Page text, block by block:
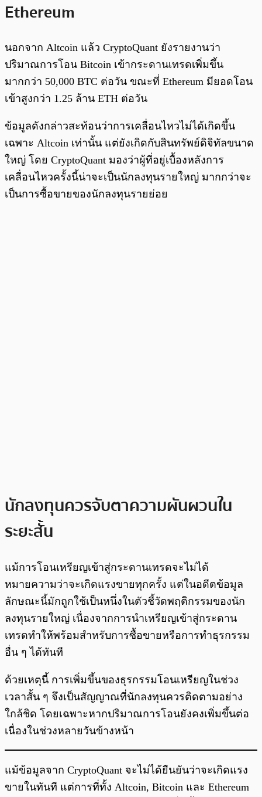
Ethereum
นอกจาก Altcoin แล้ว CryptoQuant ยังรายงานว่า
ปริมาณการโอน Bitcoin เข้ากระดานเทรดเพิ่มขึ้น
มากกว่า 50,000 BTC ต่อวัน ขณะที่ Ethereum มียอดโอน
เข้าสูงกว่า 1.25 ล้าน ETH ต่อวัน
ข้อมูลดังกล่าวสะท้อนว่าการเคลื่อนไหวไม่ได้เกิดขึ้น
เฉพาะ Altcoin เท่านั้น แต่ยังเกิดกับสินทรัพย์ดิจิทัลขนาด
ใหญ่ โดย CryptoQuant มองว่าผู้ที่อยู่เบื้องหลังการ
เคลื่อนไหวครั้งนี้น่าจะเป็นนักลงทุนรายใหญ่ มากกว่าจะ
เป็นการซื้อขายของนักลงทุนรายย่อย
นักลงทุนควรจับตาความผันผวนใน
ระยะสั้น
แม้การโอนเหรียญเข้าสู่กระดานเทรดจะไม่ได้
หมายความว่าจะเกิดแรงขายทุกครั้ง แต่ในอดีตข้อมูล
ลักษณะนี้มักถูกใช้เป็นหนึ่งในตัวชี้วัดพฤติกรรมของนัก
ลงทุนรายใหญ่ เนื่องจากการนำเหรียญเข้าสู่กระดาน
เทรดทำให้พร้อมสำหรับการซื้อขายหรือการทำธุรกรรม
อื่น ๆ ได้ทันที
ด้วยเหตุนี้ การเพิ่มขึ้นของธุรกรรมโอนเหรียญในช่วง
เวลาสั้น ๆ จึงเป็นสัญญาณที่นักลงทุนควรติดตามอย่าง
ใกล้ชิด โดยเฉพาะหากปริมาณการโอนยังคงเพิ่มขึ้นต่อ
เนื่องในช่วงหลายวันข้างหน้า
แม้ข้อมูลจาก CryptoQuant จะไม่ได้ยืนยันว่าจะเกิดแรง
ขายในทันที แต่การที่ทั้ง Altcoin, Bitcoin และ Ethereum